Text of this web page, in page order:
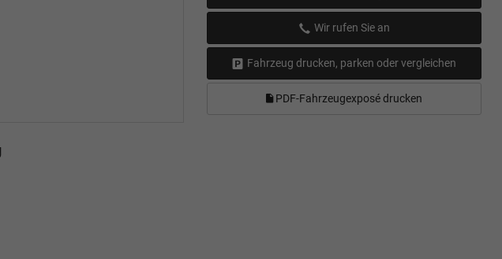
Wir rufen Sie an
Fahrzeug drucken, parken oder vergleichen
PDF-Fahrzeugexposé drucken